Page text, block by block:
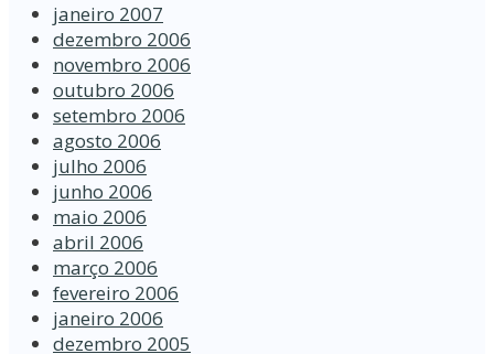
janeiro 2007
dezembro 2006
novembro 2006
outubro 2006
setembro 2006
agosto 2006
julho 2006
junho 2006
maio 2006
abril 2006
março 2006
fevereiro 2006
janeiro 2006
dezembro 2005